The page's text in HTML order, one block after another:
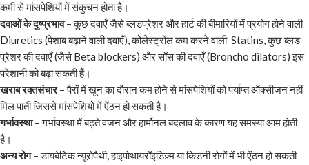
कमी से मांसपेशियों में संकुचन होता है।
दवाओं के दुष्प्रभाव– कुछ दवाएँ जैसे ब्लडप्रेशर और हार्ट की बीमारियों में प्रयोग होने वाली
Diuretics (पेशाब बढ़ाने वाली दवाएँ), कोलेस्ट्रोल कम करने वाली Statins, कुछ ब्लड
प्रेशर की दवाएँ (जैसे Beta blockers) और साँस की दवाएँ (Broncho dilators) इस
परेशानी को बढ़ा सकती हैं।
खराब रक्तसंचार– पैरों में खून का दौरान कम होने से मांसपेशियों को पर्याप्त ऑक्सीजन नहीं
मिल पाती जिससे मांसपेशियों में ऐंठन हो सकती है।
गर्भावस्था– गर्भावस्था में बढ़ते वजन और हार्मोनल बदलाव के कारण यह समस्या आम होती
है।
अन्य रोग– डायबेटिक न्यूरोपैथी, हाइपोथायरॉइडिज़्म या किडनी रोगों में भी ऐंठन हो सकती